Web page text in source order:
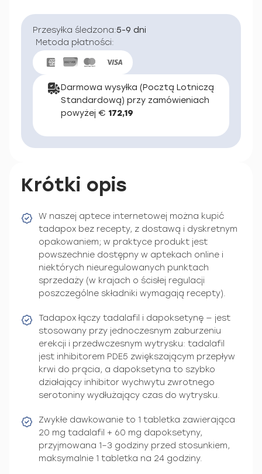
Przesyłka śledzona:5-9 dni
Metoda płatności:
Darmowa wysyłka (Pocztą Lotniczą
Standardową) przy zamówieniach
powyżej € 172,19
Krótki opis
W naszej aptece internetowej można kupić
tadapox bez recepty, z dostawą i dyskretnym
opakowaniem; w praktyce produkt jest
powszechnie dostępny w aptekach online i
niektórych nieuregulowanych punktach
sprzedaży (w krajach o ścisłej regulacji
poszczególne składniki wymagają recepty).
Tadapox łączy tadalafil i dapoksetynę — jest
stosowany przy jednoczesnym zaburzeniu
erekcji i przedwczesnym wytrysku: tadalafil
jest inhibitorem PDE5 zwiększającym przepływ
krwi do prącia, a dapoksetyna to szybko
działający inhibitor wychwytu zwrotnego
serotoniny wydłużający czas do wytrysku.
Zwykłe dawkowanie to 1 tabletka zawierająca
20 mg tadalafil + 60 mg dapoksetyny,
przyjmowana 1–3 godziny przed stosunkiem,
maksymalnie 1 tabletka na 24 godziny.